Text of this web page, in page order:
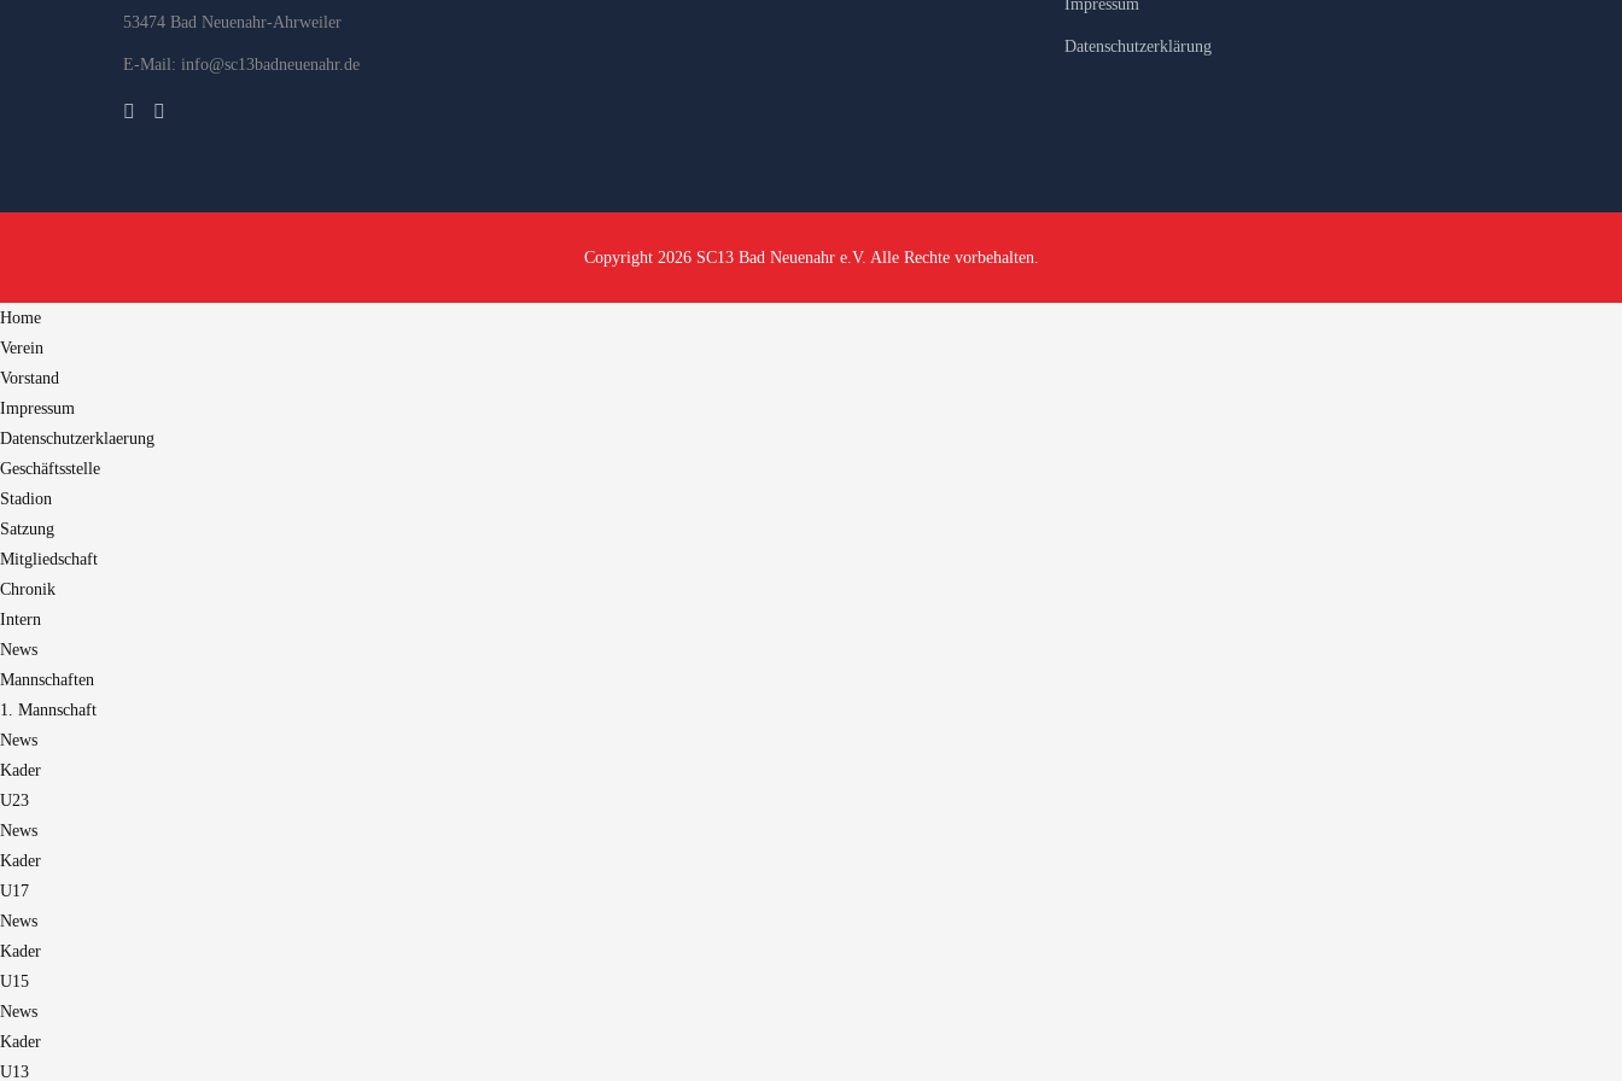
53474 Bad Neuenahr-Ahrweiler
E-Mail: info@sc13badneuenahr.de
Impressum
Datenschutzerklärung
Copyright 2026 SC13 Bad Neuenahr e.V. Alle Rechte vorbehalten.
Home
Verein
Vorstand
Impressum
Datenschutzerklaerung
Geschäftsstelle
Stadion
Satzung
Mitgliedschaft
Chronik
Intern
News
Mannschaften
1. Mannschaft
News
Kader
U23
News
Kader
U17
News
Kader
U15
News
Kader
U13